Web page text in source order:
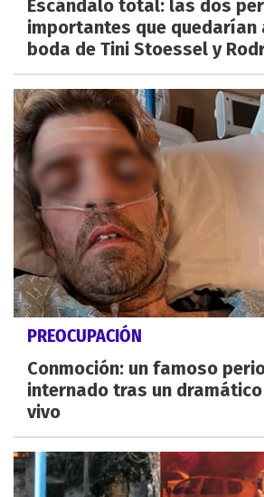
Escándalo total: las dos
importantes que quedarían
boda de Tini Stoessel y
PREOCUPACIÓN
Conmoción: un famoso
internado tras un
vivo